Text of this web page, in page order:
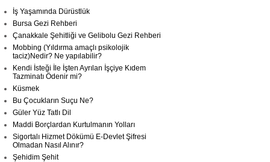
İş Yaşamında Dürüstlük
Bursa Gezi Rehberi
Çanakkale Şehitliği ve Gelibolu Gezi Rehberi
Mobbing (Yıldırma amaçlı psikolojik
taciz)Nedir? Ne yapılabilir?
Kendi İsteği İle İşten Ayrılan İşçiye Kıdem
Tazminatı Ödenir mi?
Küsmek
Bu Çocukların Suçu Ne?
Güler Yüz Tatlı Dil
Maddi Borçlardan Kurtulmanın Yolları
Sigortalı Hizmet Dökümü E-Devlet Şifresi
Olmadan Nasıl Alınır?
Şehidim Şehit